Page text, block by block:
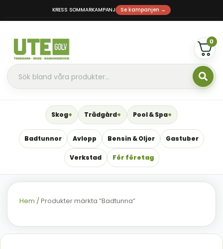
KRESS SOMMARKAMPANJ Se kampanjen →
0
Skog Trädgård Pool & Spa
Badtunnor Avlopp Bensin & Oljor Gastuber
Verkstad För företag
Hem / Produkter märkta ”Badtunna”